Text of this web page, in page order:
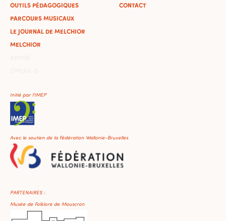
OUTILS PÉDAGOGIQUES
PARCOURS MUSICAUX
LE JOURNAL DE MELCHIOR
MELCHIOR
CONTACT
Initié par l'IMEP
Avec le soutien de la Fédération Wallonie-Bruxelles
PARTENAIRES :
Musée de Folklore de Mouscron